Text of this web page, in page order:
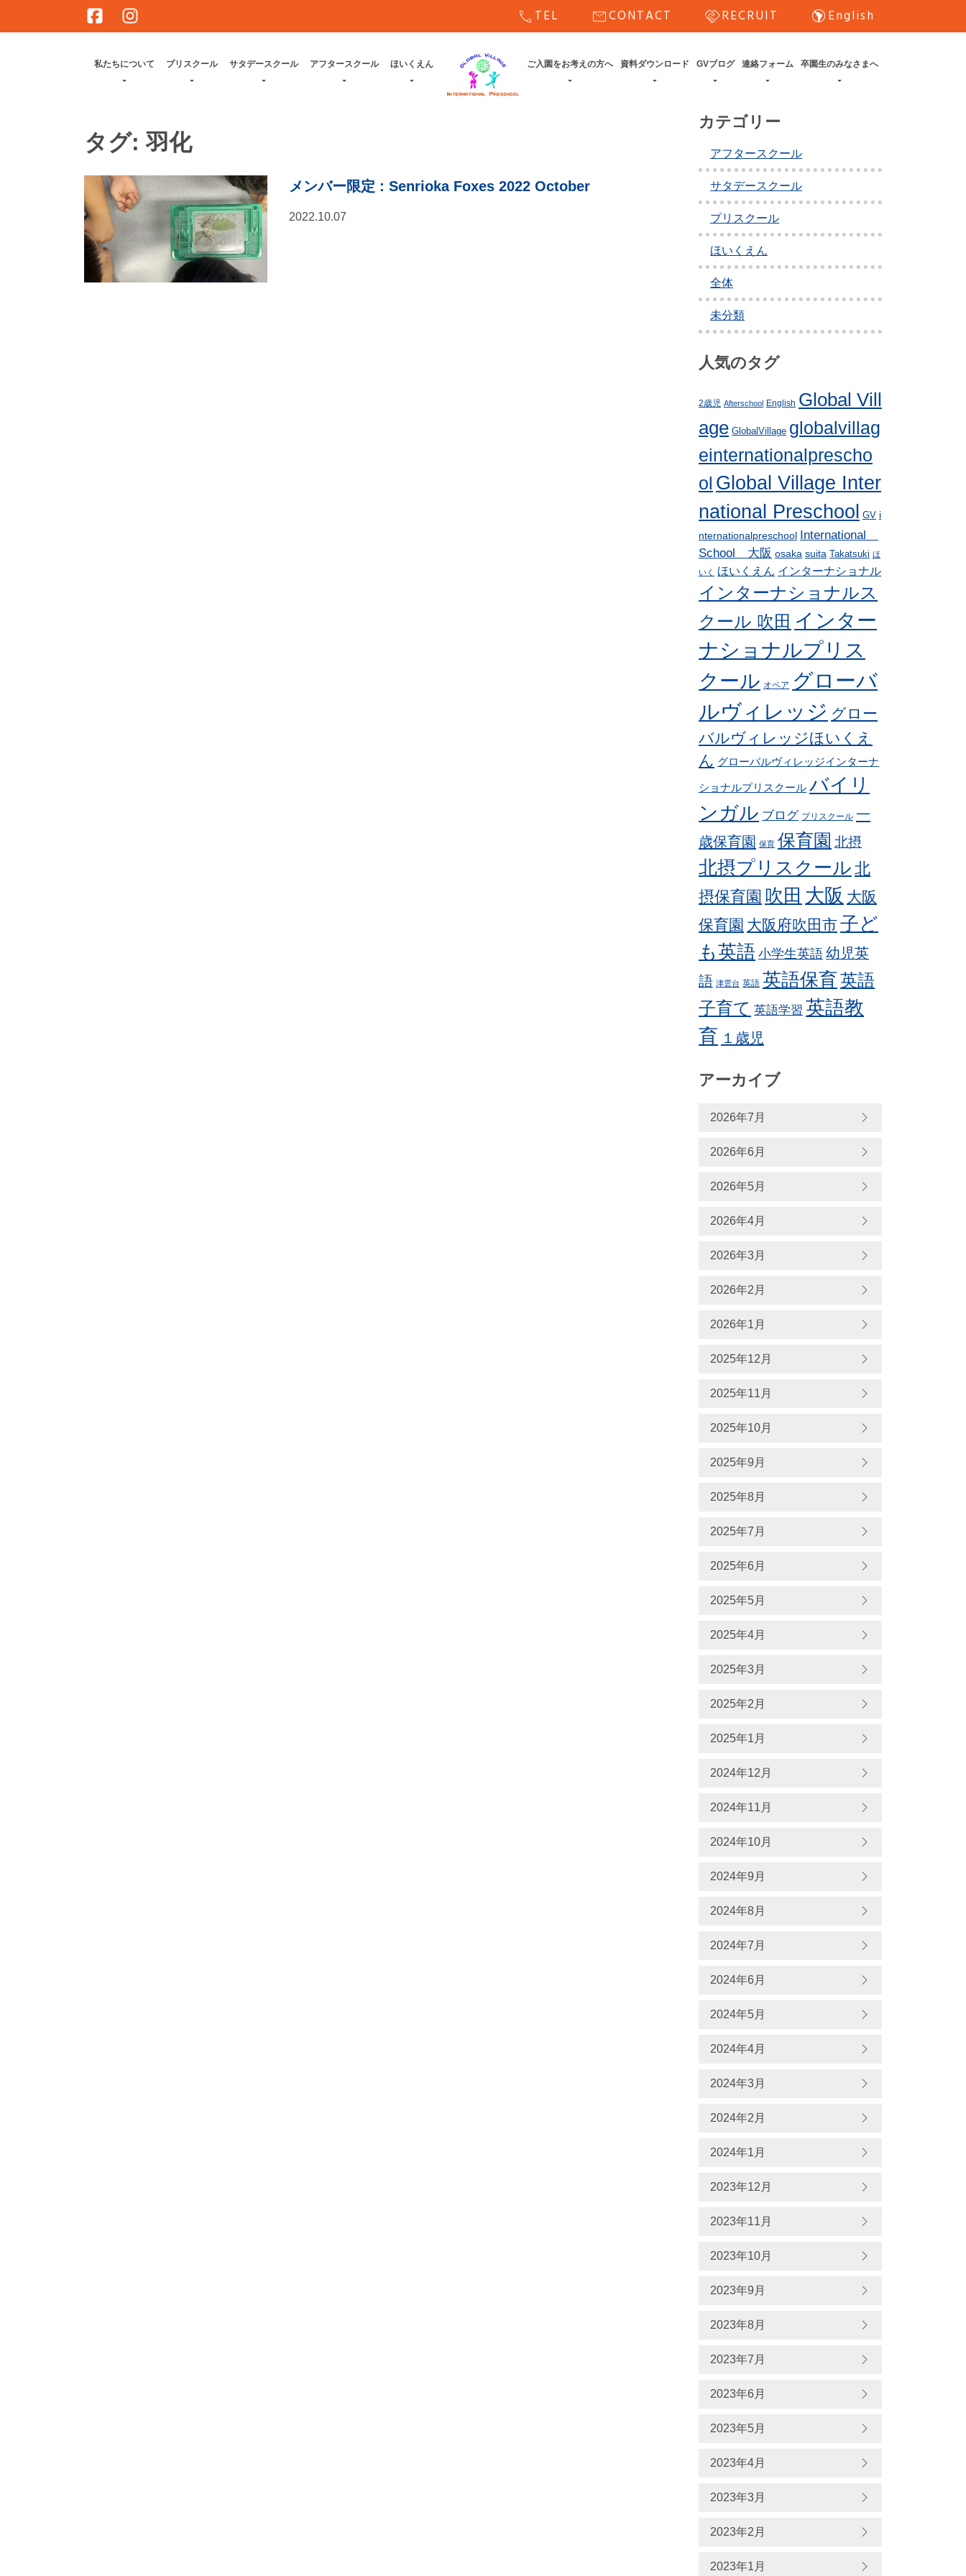
call TEL mailCONTACT handshakeRECRUIT south_americaEnglish
私たちについて プリスクール サタデースクール アフタースクール ほいくえん ご入園をお考えの方へ 資料ダウンロード GVブログ 連絡フォーム 卒園生のみなさまへ
タグ:羽化
メンバー限定 : Senrioka Foxes 2022 October
2022.10.07
カテゴリー
アフタースクール
サタデースクール
プリスクール
ほいくえん
全体
未分類
人気のタグ
2歳児 Afterschool English Global Vill
age GlobalVillage globalvillag
einternationalprescho
ol Global Village Inter
national Preschool GV i
nternationalpreschool International
School 大阪 osaka suita Takatsuki ほ
いく ほいくえん インターナショナル
インターナショナルス
クール 吹田 インター
ナショナルプリス
クール オペア グローバ
ルヴィレッジ グロー
バルヴィレッジほいくえ
ん グローバルヴィレッジインターナ
ショナルプリスクール バイリ
ンガル ブログ プリスクール 一
歳保育園 保育 保育園 北摂
北摂プリスクール 北
摂保育園 吹田 大阪 大阪
保育園 大阪府吹田市子ど
も英語 小学生英語幼児英
語 津雲台 英語 英語保育英語
子育て 英語学習 英語教
育 １歳児
アーカイブ
2026年7月
2026年6月
2026年5月
2026年4月
2026年3月
2026年2月
2026年1月
2025年12月
2025年11月
2025年10月
2025年9月
2025年8月
2025年7月
2025年6月
2025年5月
2025年4月
2025年3月
2025年2月
2025年1月
2024年12月
2024年11月
2024年10月
2024年9月
2024年8月
2024年7月
2024年6月
2024年5月
2024年4月
2024年3月
2024年2月
2024年1月
2023年12月
2023年11月
2023年10月
2023年9月
2023年8月
2023年7月
2023年6月
2023年5月
2023年4月
2023年3月
2023年2月
2023年1月